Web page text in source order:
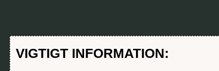
VIGTIGT INFORMATION: